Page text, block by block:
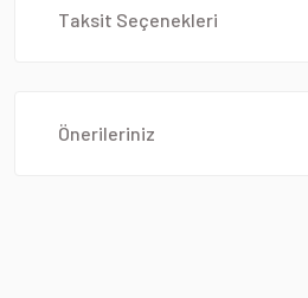
Taksit Seçenekleri
Önerileriniz